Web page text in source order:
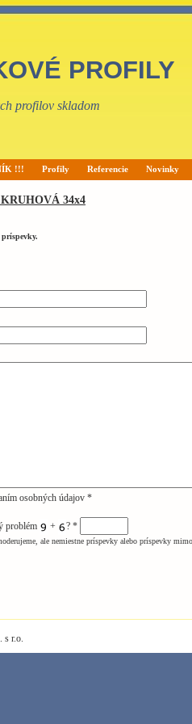
PROFILY
profilov skladom
!!! Profily Referencie Novinky
34x4
osobných údajov *
problém + ? *
ale nemiestne príspevky alebo príspevky
s r.o.